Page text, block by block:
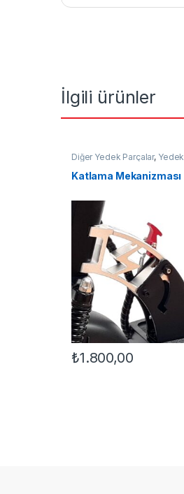
İlgili ürünler
Diğer Yedek Parçalar, Yedek
Parçalar
Katlama Mekanizması
₺1.800,00